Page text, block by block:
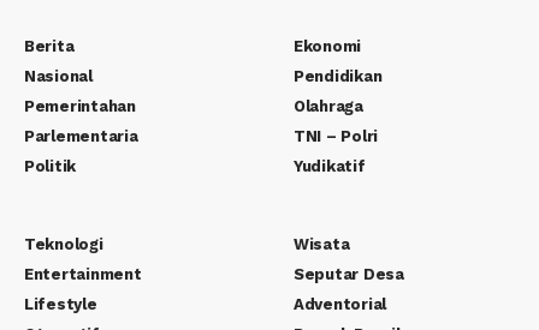
Berita
Nasional
Pemerintahan
Parlementaria
Politik
Ekonomi
Pendidikan
Olahraga
TNI – Polri
Yudikatif
Teknologi
Entertainment
Lifestyle
Wisata
Seputar Desa
Adventorial